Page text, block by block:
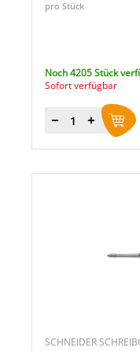
pro Stück
Noch 4205 Stück
Sofort verfügbar
Menge
SCHNEIDER